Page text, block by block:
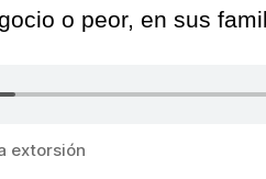
o peor, en sus
extorsión